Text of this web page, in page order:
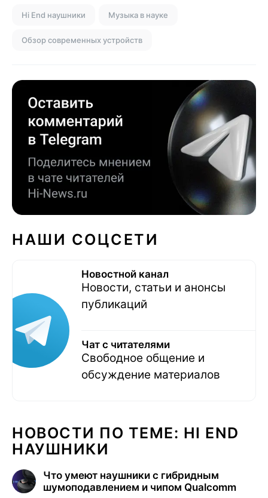
Hi End наушники Музыка в науке
Обзор современных устройств
НАШИ СОЦСЕТИ
Новостной канал
Новости, статьи и анонсы
публикаций
Чат с читателями
Свободное общение и
обсуждение материалов
НОВОСТИ ПО ТЕМЕ: HI END
НАУШНИКИ
Что умеют наушники с гибридным
шумоподавлением и чипом Qualcomm